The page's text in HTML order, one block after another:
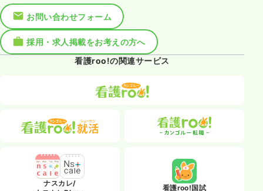
お問い合わせフォーム
採用・求人掲載をお考えの方へ
看護roo!の関連サービス
ナスカレ/
看護roo!国試